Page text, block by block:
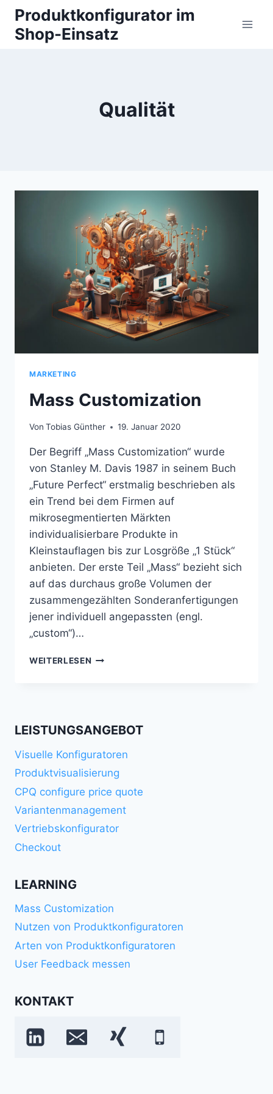
Zum
Inhalt
springen
Produktkonfigurator im
Shop-Einsatz
Qualität
MARKETING
Mass Customization
Von Tobias Günther 19. Januar 2020
Der Begriff „Mass Customization“ wurde
von Stanley M. Davis 1987 in seinem Buch
„Future Perfect“ erstmalig beschrieben als
ein Trend bei dem Firmen auf
mikrosegmentierten Märkten
individualisierbare Produkte in
Kleinstauflagen bis zur Losgröße „1 Stück“
anbieten. Der erste Teil „Mass“ bezieht sich
auf das durchaus große Volumen der
zusammengezählten Sonderanfertigungen
jener individuell angepassten (engl.
„custom“)…
WEITERLESEN MASS
LEISTUNGSANGEBOT
Visuelle Konfiguratoren
Produktvisualisierung
CPQ configure price quote
Variantenmanagement
Vertriebskonfigurator
Checkout
LEARNING
Mass Customization
Nutzen von Produktkonfiguratoren
Arten von Produktkonfiguratoren
User Feedback messen
KONTAKT